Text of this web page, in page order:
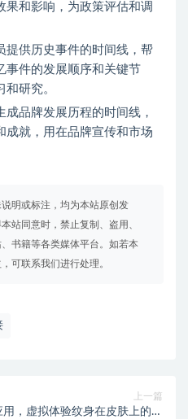
果和影响，为政策评估和调
提供历史事件的时间线，帮
事件的发展顺序和关键节
研究。
成品牌发展历程的时间线，
成就，用在品牌宣传和市场
明或标注，均为本站原创发
站同意时，禁止复制、盗用、
书籍等各类媒体平台。如若本
可联系我们进行处理。
上一篇
用，虚拟体验纹身在皮肤上的效